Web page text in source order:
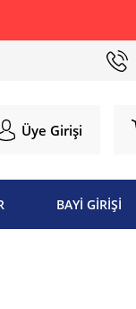
Üye Girişi
BAYİ GİRİŞİ